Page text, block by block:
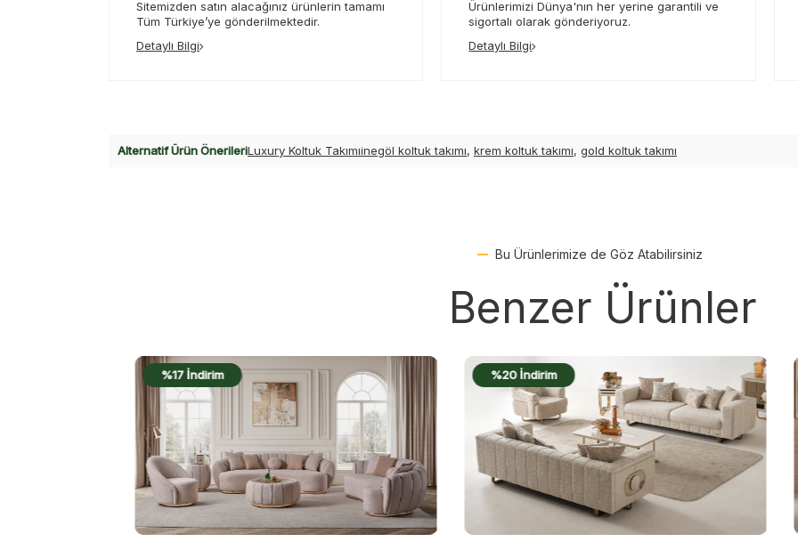
Sitemizden satın alacağınız ürünlerin tamamı
Tüm Türkiye’ye gönderilmektedir.
Detaylı Bilgi
Ürünlerimizi Dünya'nın her yerine garantili ve
sigortalı olarak gönderiyoruz.
Detaylı Bilgi
Alternatif Ürün ÖnerileriLuxury Koltuk Takımıinegöl koltuk takımı, krem koltuk takımı, gold koltuk takımı
Bu Ürünlerimize de Göz Atabilirsiniz
Benzer Ürünler
%17 İndirim %20 İndirim